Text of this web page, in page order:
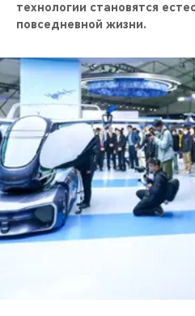
CHERY И СПОРТ
НАШИ МЕРОПРИЯТИЯ
ВИДЕООБЗОРЫ
CHERY ДЛЯ ДЕТЕЙ
технологии становятся
повседневной жизни.